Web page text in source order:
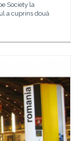
Society la
a cuprins două